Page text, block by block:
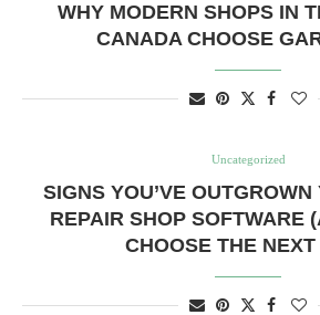
WHY MODERN SHOPS IN
CANADA CHOOSE
Uncategorized
5 SIGNS YOU’VE
REPAIR SHOP SOFTWARE
CHOOSE THE NEXT